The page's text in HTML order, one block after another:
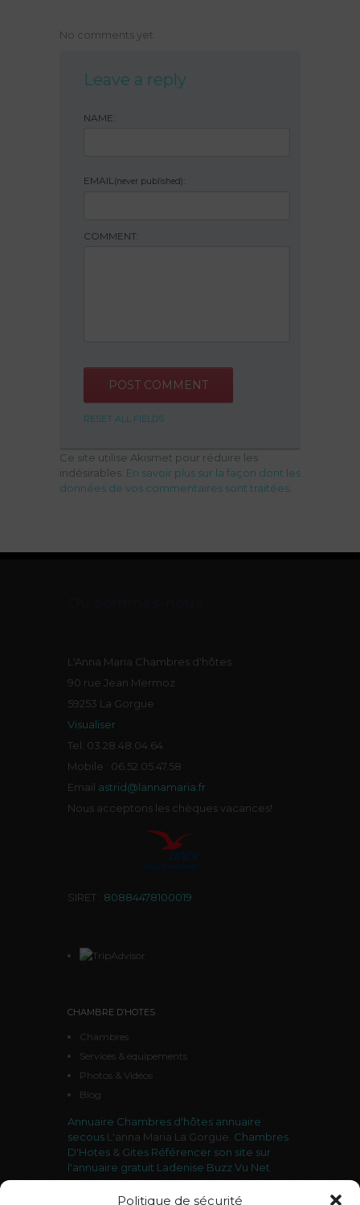
Politique de sécurité
No comments yet.
Leave a reply
NAME:
EMAIL(never published):
COMMENT:
RESET ALL FIELDS
Ce site utilise Akismet pour réduire les
indésirables. En savoir plus sur la façon dont les
données de vos commentaires sont traitées.
L'Anna Maria Chambres d'hôtes
90 rue Jean Mermoz
59253 La Gorgue
Visualiser
Tel. 03.28.48.04.64
Mobile : 06.52.05.47.58
Email astrid@lannamaria.fr
Nous acceptons les chèques vacances!
SIRET : 80884478100019
CHAMBRE D’HOTES
Chambres
Services & équipements
Photos & Vidéos
Blog
Annuaire Chambres d'hôtes annuaire
secous L'anna Maria La Gorgue. Chambres
D'Hotes & Gites Référencer son site sur
l'annuaire gratuit Ladenise Buzz Vu Net